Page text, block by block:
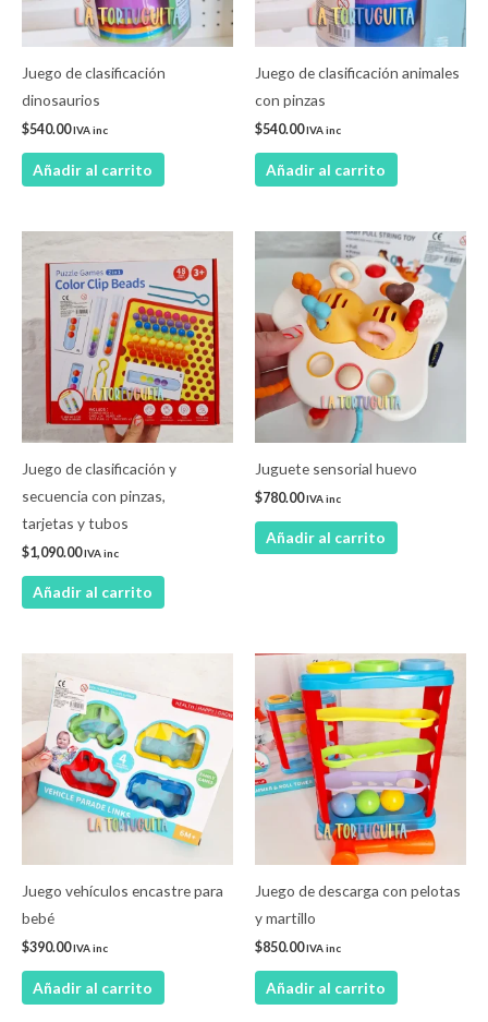
Juego de clasificación
dinosaurios
$540.00IVA inc
Añadir al carrito
Juego de clasificación animales
con pinzas
$540.00IVA inc
Añadir al carrito
Juego de clasificación y
secuencia con pinzas,
tarjetas y tubos
$1,090.00IVA inc
Añadir al carrito
Juguete sensorial huevo
$780.00IVA inc
Añadir al carrito
Juego vehículos encastre para
bebé
$390.00IVA inc
Añadir al carrito
Juego de descarga con pelotas
y martillo
$850.00IVA inc
Añadir al carrito